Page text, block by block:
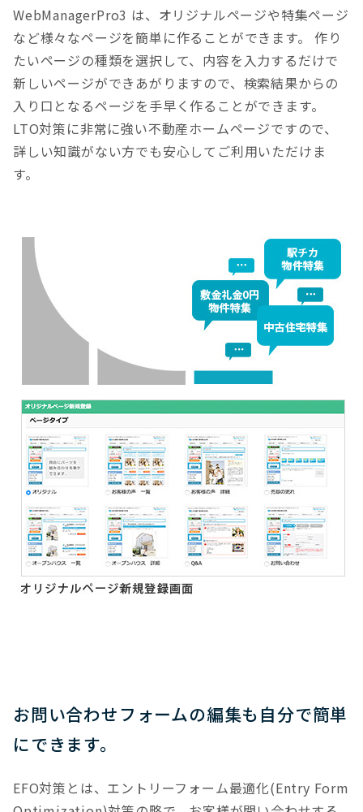
WebManagerPro3 は、オリジナルページや特集ページ
など様々なページを簡単に作ることができます。
作り
たいページの種類を選択して、内容を入力するだけで
新しいページができあがりますので、検索結果からの
入り口となるページを手早く作ることができます。
LTO対策に非常に強い不動産ホームページですので、
詳しい知識がない方でも安心してご利用いただけま
す。
お問い合わせフォームの編集も自分で簡単
にできます。
EFO対策とは、エントリーフォーム最適化(Entry Form